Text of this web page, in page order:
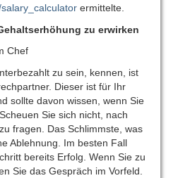
ermittelte.
zu erwirken
Chef
zu sein, kennen, ist
Dieser ist für Ihr
sollte davon wissen, wenn Sie
Sie sich nicht, nach
fragen. Das Schlimmste, was
Ablehnung. Im besten Fall
bereits Erfolg. Wenn Sie zu
Sie das Gespräch im Vorfeld.